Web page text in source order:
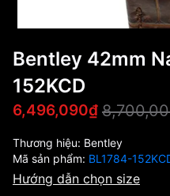
Bentley 42mm
152KCD
6,496,090₫
Thương hiệu: Bentley
Mã sản phẩm: BL1784-
Hướng dẫn chọn size